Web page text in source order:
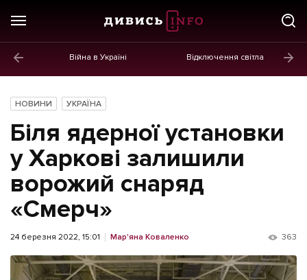
Війна в Україні Відключення світла
Новини
Політика
Економіка
Бізнес
Життя
Культура
Афіша
НОВИНИ УКРАЇНА
Біля ядерної установки
у Харкові залишили
ворожий снаряд
«Смерч»
24 березня 2022, 15:01 Мар'яна Коваленко 363